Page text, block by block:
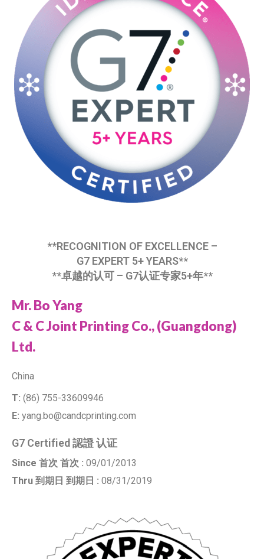
**RECOGNITION OF EXCELLENCE –
G7 EXPERT 5+ YEARS**
**卓越的认可 – G7认证专家5+年**
Mr. Bo Yang
C & C Joint Printing Co., (Guangdong)
Ltd.
China
T: (86) 755-33609946
E: yang.bo@candcprinting.com
G7 Certified 認證 认证
Since 首次 首次 : 09/01/2013
Thru 到期日 到期日 : 08/31/2019